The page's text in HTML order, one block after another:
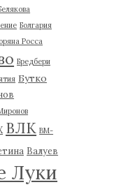
Болгария
Росса
Бредбери
Бутко
ВЛК ВМ-
Валуев
Луки